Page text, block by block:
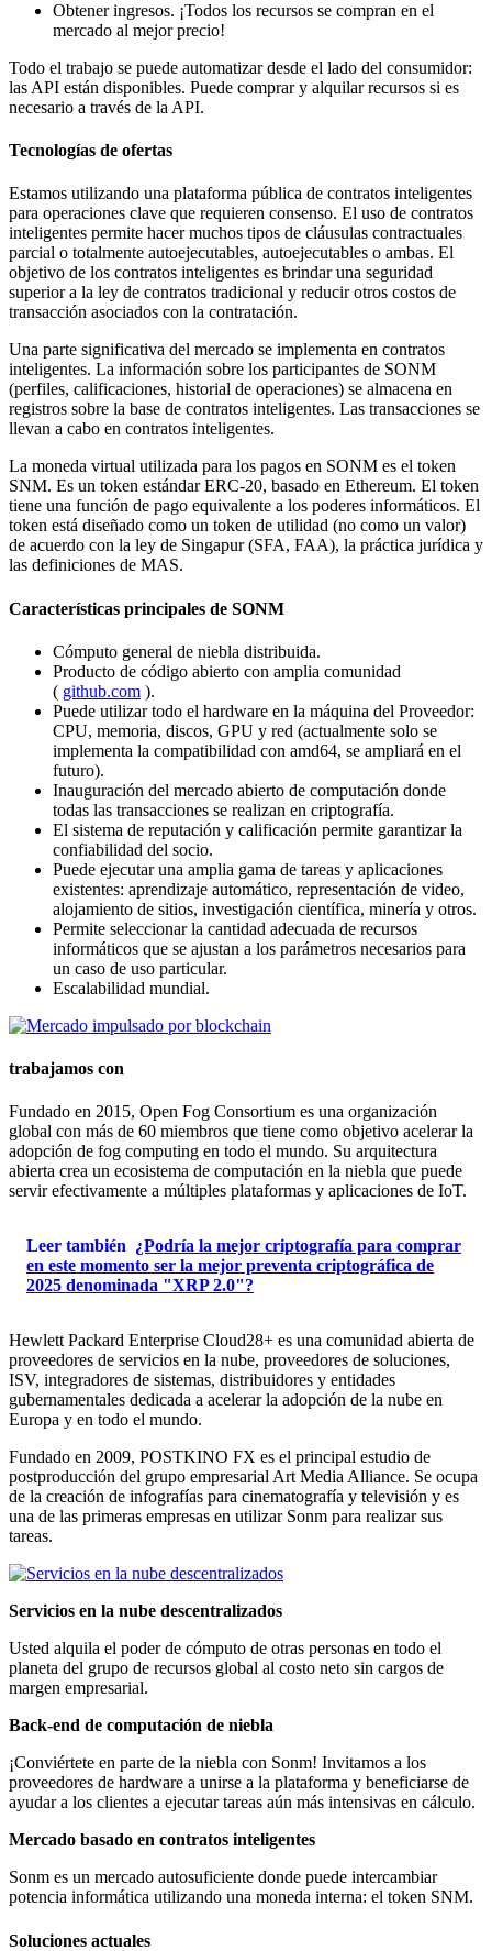
Obtener ingresos. ¡Todos los recursos se compran en el
mercado al mejor precio!
Todo el trabajo se puede automatizar desde el lado del consumidor:
las API están disponibles. Puede comprar y alquilar recursos si es
necesario a través de la API.
Tecnologías de ofertas
Estamos utilizando una plataforma pública de contratos inteligentes
para operaciones clave que requieren consenso. El uso de contratos
inteligentes permite hacer muchos tipos de cláusulas contractuales
parcial o totalmente autoejecutables, autoejecutables o ambas. El
objetivo de los contratos inteligentes es brindar una seguridad
superior a la ley de contratos tradicional y reducir otros costos de
transacción asociados con la contratación.
Una parte significativa del mercado se implementa en contratos
inteligentes. La información sobre los participantes de SONM
(perfiles, calificaciones, historial de operaciones) se almacena en
registros sobre la base de contratos inteligentes. Las transacciones se
llevan a cabo en contratos inteligentes.
La moneda virtual utilizada para los pagos en SONM es el token
SNM. Es un token estándar ERC-20, basado en Ethereum. El token
tiene una función de pago equivalente a los poderes informáticos. El
token está diseñado como un token de utilidad (no como un valor)
de acuerdo con la ley de Singapur (SFA, FAA), la práctica jurídica y
las definiciones de MAS.
Características principales de SONM
Cómputo general de niebla distribuida.
Producto de código abierto con amplia comunidad
( github.com ).
Puede utilizar todo el hardware en la máquina del Proveedor:
CPU, memoria, discos, GPU y red (actualmente solo se
implementa la compatibilidad con amd64, se ampliará en el
futuro).
Inauguración del mercado abierto de computación donde
todas las transacciones se realizan en criptografía.
El sistema de reputación y calificación permite garantizar la
confiabilidad del socio.
Puede ejecutar una amplia gama de tareas y aplicaciones
existentes: aprendizaje automático, representación de video,
alojamiento de sitios, investigación científica, minería y otros.
Permite seleccionar la cantidad adecuada de recursos
informáticos que se ajustan a los parámetros necesarios para
un caso de uso particular.
Escalabilidad mundial.
trabajamos con
Fundado en 2015, Open Fog Consortium es una organización
global con más de 60 miembros que tiene como objetivo acelerar la
adopción de fog computing en todo el mundo. Su arquitectura
abierta crea un ecosistema de computación en la niebla que puede
servir efectivamente a múltiples plataformas y aplicaciones de IoT.
Leer también ¿Podría la mejor criptografía para comprar
en este momento ser la mejor preventa criptográfica de
2025 denominada "XRP 2.0"?
Hewlett Packard Enterprise Cloud28+ es una comunidad abierta de
proveedores de servicios en la nube, proveedores de soluciones,
ISV, integradores de sistemas, distribuidores y entidades
gubernamentales dedicada a acelerar la adopción de la nube en
Europa y en todo el mundo.
Fundado en 2009, POSTKINO FX es el principal estudio de
postproducción del grupo empresarial Art Media Alliance. Se ocupa
de la creación de infografías para cinematografía y televisión y es
una de las primeras empresas en utilizar Sonm para realizar sus
tareas.
Servicios en la nube descentralizados
Usted alquila el poder de cómputo de otras personas en todo el
planeta del grupo de recursos global al costo neto sin cargos de
margen empresarial.
Back-end de computación de niebla
¡Conviértete en parte de la niebla con Sonm! Invitamos a los
proveedores de hardware a unirse a la plataforma y beneficiarse de
ayudar a los clientes a ejecutar tareas aún más intensivas en cálculo.
Mercado basado en contratos inteligentes
Sonm es un mercado autosuficiente donde puede intercambiar
potencia informática utilizando una moneda interna: el token SNM.
Soluciones actuales